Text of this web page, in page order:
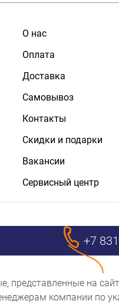
О нас
Оплата
Доставка
Самовывоз
Контакты
Скидки и подарки
Вакансии
Сервисный центр
+7 831
представленные на
компании по